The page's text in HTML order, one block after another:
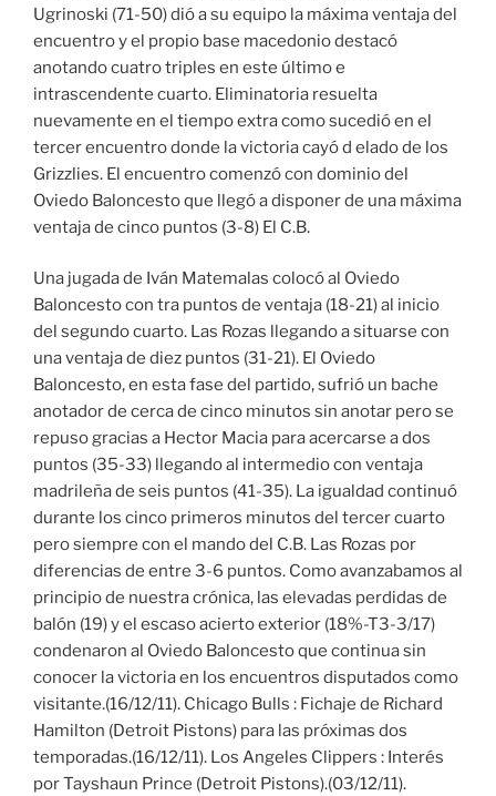
Ugrinoski (71-50) dió a su equipo la máxima ventaja del
encuentro y el propio base macedonio destacó
anotando cuatro triples en este último e
intrascendente cuarto. Eliminatoria resuelta
nuevamente en el tiempo extra como sucedió en el
tercer encuentro donde la victoria cayó d elado de los
Grizzlies. El encuentro comenzó con dominio del
Oviedo Baloncesto que llegó a disponer de una máxima
ventaja de cinco puntos (3-8) El C.B.
Una jugada de Iván Matemalas colocó al Oviedo
Baloncesto con tra puntos de ventaja (18-21) al inicio
del segundo cuarto. Las Rozas llegando a situarse con
una ventaja de diez puntos (31-21). El Oviedo
Baloncesto, en esta fase del partido, sufrió un bache
anotador de cerca de cinco minutos sin anotar pero se
repuso gracias a Hector Macia para acercarse a dos
puntos (35-33) llegando al intermedio con ventaja
madrileña de seis puntos (41-35). La igualdad continuó
durante los cinco primeros minutos del tercer cuarto
pero siempre con el mando del C.B. Las Rozas por
diferencias de entre 3-6 puntos. Como avanzabamos al
principio de nuestra crónica, las elevadas perdidas de
balón (19) y el escaso acierto exterior (18%-T3-3/17)
condenaron al Oviedo Baloncesto que continua sin
conocer la victoria en los encuentros disputados como
visitante.(16/12/11). Chicago Bulls : Fichaje de Richard
Hamilton (Detroit Pistons) para las próximas dos
temporadas.(16/12/11). Los Angeles Clippers : Interés
por Tayshaun Prince (Detroit Pistons).(03/12/11).